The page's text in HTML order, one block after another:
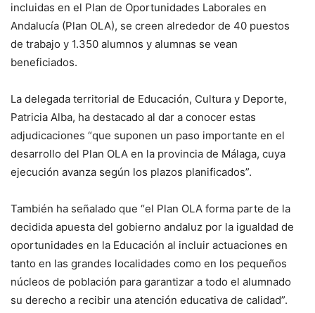
incluidas en el Plan de Oportunidades Laborales en
Andalucía (Plan OLA), se creen alrededor de 40 puestos
de trabajo y 1.350 alumnos y alumnas se vean
beneficiados.
La delegada territorial de Educación, Cultura y Deporte,
Patricia Alba, ha destacado al dar a conocer estas
adjudicaciones “que suponen un paso importante en el
desarrollo del Plan OLA en la provincia de Málaga, cuya
ejecución avanza según los plazos planificados”.
También ha señalado que “el Plan OLA forma parte de la
decidida apuesta del gobierno andaluz por la igualdad de
oportunidades en la Educación al incluir actuaciones en
tanto en las grandes localidades como en los pequeños
núcleos de población para garantizar a todo el alumnado
su derecho a recibir una atención educativa de calidad”.